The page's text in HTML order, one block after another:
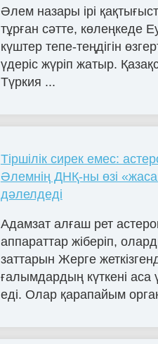
Әлем назары ірі
тұрған сәтте, көлеңкеде
күштер тепе-теңдігін
үдеріс жүріп жатыр.
Түркия ...
Тіршілік сирек емес:
Әлемнің ДНҚ-ны өзі
дәлелдеді
Адамзат алғаш рет
аппараттар жіберіп,
заттарын Жерге
ғалымдардың күткені аса
еді. Олар қарапайым